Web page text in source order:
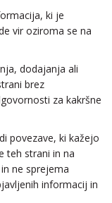
ki je
vir oziroma se na
dodajanja ali
brez
za kakršne
povezave, ki kažejo
teh strani in na
ne sprejema
informacij in